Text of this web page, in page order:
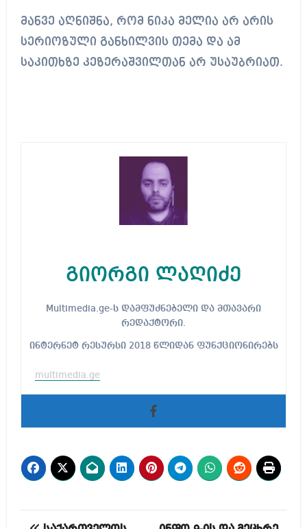
მანვე აღნიშნა, რომ ნიკა მელია არ არის
სერიოზული განხილვის თემა და ამ
საკითხზე კეზერაშვილთან არ უსაუბრიათ.
გიორგი ლაღიძე
Multimedia.ge-ს დამფუძნებელი და მთავარი
რედაქტორი.
ინტერნეტ რესურსი 2018 წლიდან ფუნქციონირებს
multimedia.ge
პოსტის